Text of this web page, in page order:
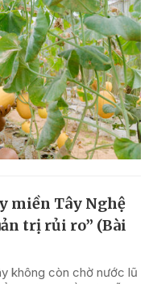
miền Tây Nghệ
trị rủi ro” (Bài
không còn chờ nước lũ